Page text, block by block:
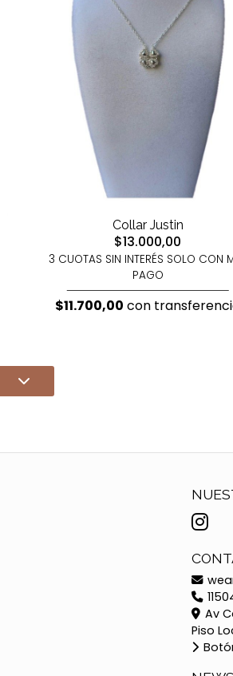
Collar Justin
$13.000,00
3 CUOTAS SIN INTERÉS SOLO CON
PAGO
$11.700,00 con
Av
Piso